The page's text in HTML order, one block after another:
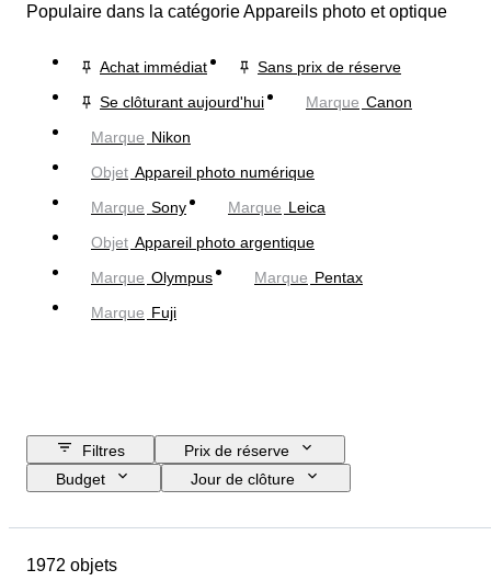
Populaire dans la catégorie Appareils photo et optique
Achat immédiat
Sans prix de réserve
Se clôturant aujourd'hui
Marque Canon
Marque Nikon
Objet Appareil photo numérique
Marque Sony Marque Leica
Objet Appareil photo argentique
Marque Olympus Marque Pentax
Marque Fuji
Filtres
Prix de réserve
Budget
Jour de clôture
État
1972 objets